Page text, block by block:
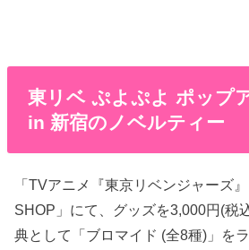
東リベ ぷよぷよ ポップ
in 新宿のノベルティー
「TVアニメ『東京リベンジャーズ
SHOP」にて、グッズを3,000円(税
典として「ブロマイド (全8種)」を